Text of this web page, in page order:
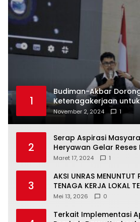
1
Budiman-Akbar
Ketenagakerjaan
Timur, Juru Bicara: Ini
November 2, 2024 1
2
Serap Aspirasi
Heryawan Gelar
Maret 17, 2024 1
3
AKSI UNRAS MENUNTUT
TENAGA KERJA LOKAL
NUGRAHA LESTARI
Mei 13, 2026 0
Terkait Implementasi